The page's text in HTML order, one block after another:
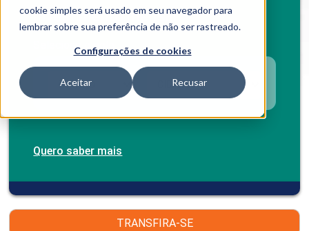
cookie simples será usado em seu navegador para
lembrar sobre sua preferência de não ser rastreado.
Configurações de cookies
Aceitar Recusar
Investimento mensal
Selecione o polo
Quero saber mais
TRANSFIRA-SE